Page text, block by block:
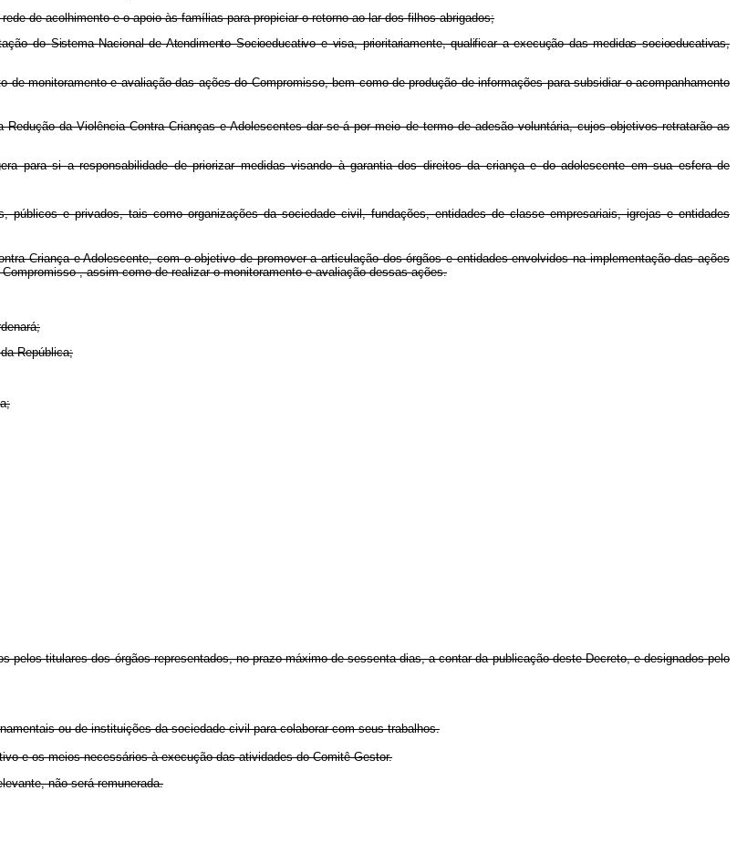
de acolhimento e o apoio às famílias para propiciar o retorno ao lar dos filhos abrigados;
doSistema Nacional de Atendimento Socioeducativo e visa, prioritariamente, qualificar a execução das medidas socioeducativas,
monitoramento e avaliação das ações do Compromisso, bem como de produção de informações para subsidiar o acompanhamento
da Violência Contra Crianças e Adolescentes dar-se-á por meio de termo de adesão voluntária, cujos objetivos retratarão as
para si a responsabilidade de priorizar medidas visando à garantia dos direitos da criança e do adolescente em sua esfera de
e privados, tais como organizações da sociedade civil, fundações, entidades de classe empresariais, igrejas e entidades
Criança e Adolescente, com o objetivo de promover a articulação dos órgãos e entidades envolvidos na implementação das ações
, assim como de realizar o monitoramento e avaliação dessas ações.
República;
titulares dos órgãos representados, no prazo máximo de sessenta dias, a contar da publicação deste Decreto, e designados pelo
ou de instituições da sociedade civil para colaborar com seus trabalhos.
e os meios necessários à execução das atividades do Comitê Gestor.
não será remunerada.